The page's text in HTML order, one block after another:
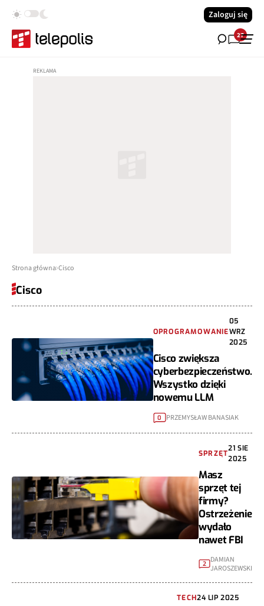
Zaloguj się
27
Strona główna Cisco
Cisco
OPROGRAMOWANIE
05
WRZ
2025
Cisco zwiększa
cyberbezpieczeństwo.
Wszystko dzięki
nowemu LLM
0 PRZEMYSŁAW BANASIAK
SPRZĘT
21 SIE
2025
Masz
sprzęt tej
firmy?
Ostrzeżenie
wydało
nawet FBI
2
DAMIAN
JAROSZEWSKI
TECH24 LIP 2025